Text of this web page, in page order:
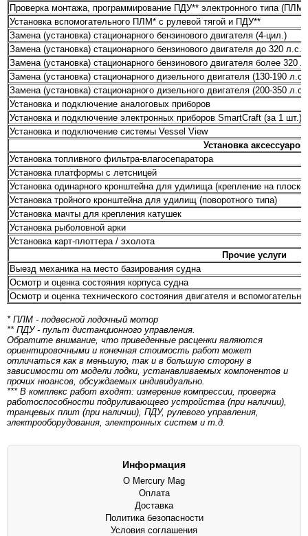
Проверка монтажа, программирование ПДУ** электронного типа
Установка вспомогательного ПЛМ* с рулевой тягой и ПДУ**
Замена (установка) стационарного бензинового двигателя (4-цил.)
Замена (установка) стационарного бензинового двигателя до 320 л.с.
Замена (установка) стационарного бензинового двигателя более 320
Замена (установка) стационарного дизельного двигателя (130-190 л.с.)
Замена (установка) стационарного дизельного двигателя (200-350 л.с.)
Установка и подключение аналоговых приборов
Установка и подключение электронных приборов SmartCraft (за 1 шт.)
Установка и подключение системы Vessel View
Установка аксессуаров
Установка топливного фильтра-влагосепаратора
Установка платформы с летсницей
Установка одинарного кронштейна для удилища (крепление на
Установка тройного кронштейна для удилищ (поворотного типа)
Установка мачты для крепления катушек
Установка рыболовной арки
Установка карт-плоттера / эхолота
Прочие услуги
Выезд механика на место базирования судна
Осмотр и оценка состояния корпуса судна
Осмотр и оценка технического состояния двигателя и
* ПЛМ - подвесной лодочный мотор
** ПДУ - пульт дистанционного управления.
Обратите внимание, что приведенные расценки являются
ориентировочными и конечная стоимость работ может
отличаться как в меньшую, так и в большую сторону в
зависимости от модели лодки, устанавливаемых компонентов и
прочих нюансов, обсуждаемых индивидуально.
*** В комплекс работ входят: измерение компрессии, проверка
работоспособности подруливающего устройства (при наличии),
транцевых плит (при наличии), ПДУ, рулевого управления,
электрооборудования, электронных систем и т.д.
Информация
О Mercury Mag
Оплата
Доставка
Политика безопасности
Условия соглашения